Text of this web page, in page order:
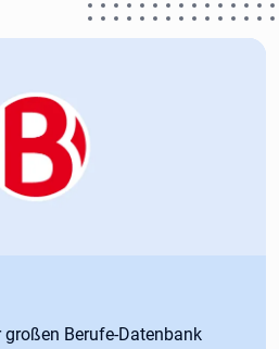
großen Berufe-Datenbank